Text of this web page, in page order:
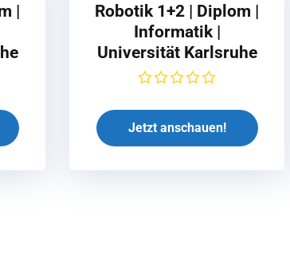
|
Robotik 1+2 | Diplom |
Informatik |
Universität Karlsruhe
Jetzt anschauen!